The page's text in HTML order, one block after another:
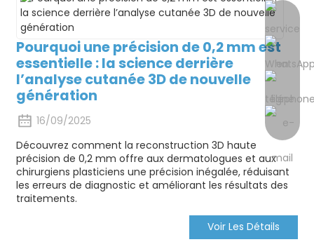
Pourquoi une précision de 0,2 mm est
essentielle : la science derrière
l’analyse cutanée 3D de nouvelle
génération
16/09/2025
Découvrez comment la reconstruction 3D haute
précision de 0,2 mm offre aux dermatologues et aux
chirurgiens plasticiens une précision inégalée, réduisant
les erreurs de diagnostic et améliorant les résultats des
traitements.
Voir Les Détails